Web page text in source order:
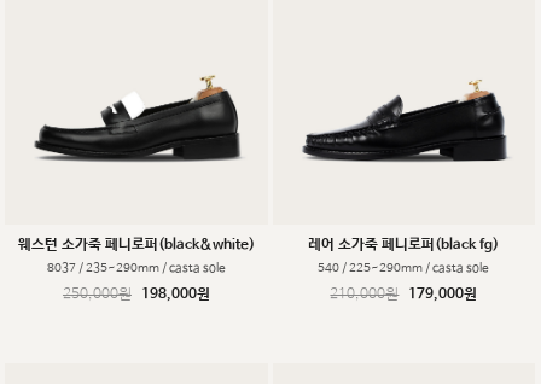
웨스턴 소가죽 페니로퍼(black&white)
8037 / 235~290mm / casta sole
250,000원 198,000원
레어 소가죽 페니로퍼(black fg)
540 / 225~290mm / casta sole
210,000원 179,000원